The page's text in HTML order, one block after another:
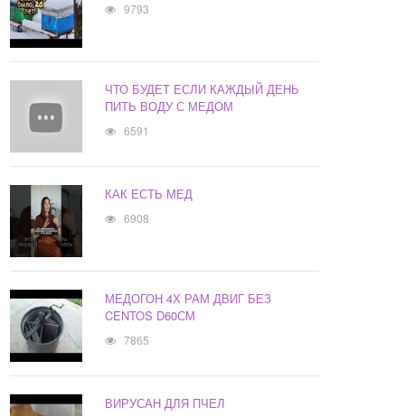
9793
ЧТО БУДЕТ ЕСЛИ КАЖДЫЙ ДЕНЬ
ПИТЬ ВОДУ С МЕДОМ
6591
КАК ЕСТЬ МЕД
6908
МЕДОГОН 4Х РАМ ДВИГ БЕЗ
CENTOS D60СМ
7865
ВИРУСАН ДЛЯ ПЧЕЛ